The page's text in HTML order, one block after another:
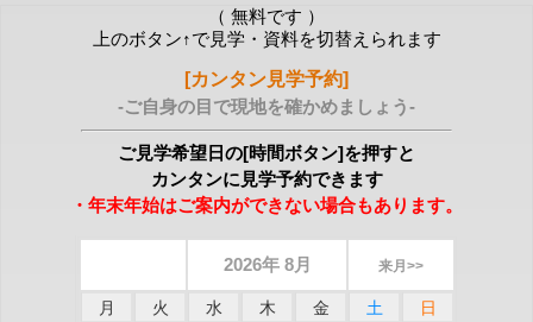
（ 無料です ）
上のボタン↑で見学・資料を切替えられます
[カンタン見学予約]
-ご自身の目で現地を確かめましょう-
ご見学希望日の[時間ボタン]を押すと
カンタンに見学予約できます
・年末年始はご案内ができない場合もあります。
2026年 8月 来月>>
月 火 水 木 金 土
日